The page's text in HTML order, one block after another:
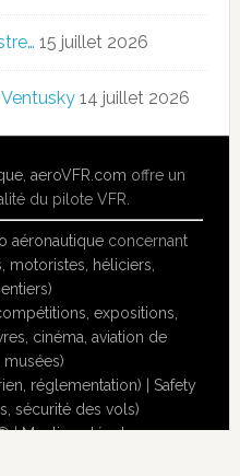
15 juillet 2026
14 juillet 2026
,aeroVFR.com offre un
du pilote VFR.
aéronautiqueconcernant
motoristes, héliciers,
expositions,
cinéma, aviation de
réglementation) |Safety
sécurité des vols)
® |Mentions légales